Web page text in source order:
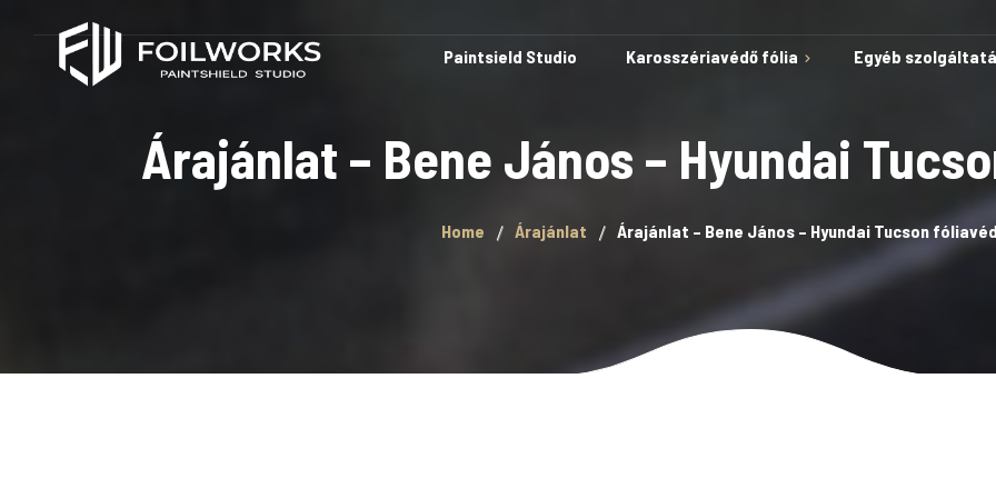
Paintsield Studio Karosszériavédő fólia
horzsolások ellen
Egyéb
Árajánlat – Bene János – Hyundai
Home Árajánlat Árajánlat – Bene János – Hyundai Tucson